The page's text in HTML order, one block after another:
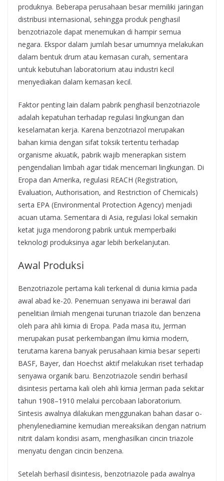
produknya. Beberapa perusahaan besar memiliki jaringan
distribusi internasional, sehingga produk penghasil
benzotriazole dapat menemukan di hampir semua
negara. Ekspor dalam jumlah besar umumnya melakukan
dalam bentuk drum atau kemasan curah, sementara
untuk kebutuhan laboratorium atau industri kecil
menyediakan dalam kemasan kecil.
Faktor penting lain dalam pabrik penghasil benzotriazole
adalah kepatuhan terhadap regulasi lingkungan dan
keselamatan kerja. Karena benzotriazol merupakan
bahan kimia dengan sifat toksik tertentu terhadap
organisme akuatik, pabrik wajib menerapkan sistem
pengendalian limbah agar tidak mencemari lingkungan. Di
Eropa dan Amerika, regulasi REACH (Registration,
Evaluation, Authorisation, and Restriction of Chemicals)
serta EPA (Environmental Protection Agency) menjadi
acuan utama. Sementara di Asia, regulasi lokal semakin
ketat juga mendorong pabrik untuk memperbaiki
teknologi produksinya agar lebih berkelanjutan.
Awal Produksi
Benzotriazole pertama kali terkenal di dunia kimia pada
awal abad ke-20. Penemuan senyawa ini berawal dari
penelitian ilmiah mengenai turunan triazole dan benzena
oleh para ahli kimia di Eropa. Pada masa itu, Jerman
merupakan pusat perkembangan ilmu kimia modern,
terutama karena banyak perusahaan kimia besar seperti
BASF, Bayer, dan Hoechst aktif melakukan riset terhadap
senyawa organik baru. Benzotriazole sendiri berhasil
disintesis pertama kali oleh ahli kimia Jerman pada sekitar
tahun 1908–1910 melalui percobaan laboratorium.
Sintesis awalnya dilakukan menggunakan bahan dasar o-
phenylenediamine kemudian mereaksikan dengan natrium
nitrit dalam kondisi asam, menghasilkan cincin triazole
menyatu dengan cincin benzena.
Setelah berhasil disintesis, benzotriazole pada awalnya